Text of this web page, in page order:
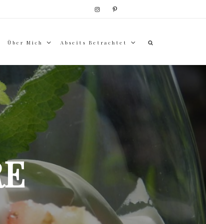
Über Mich Abseits Betrachtet